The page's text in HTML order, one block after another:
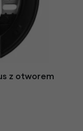
z otworem